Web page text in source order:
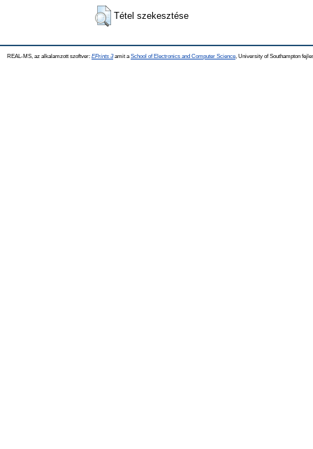
Tétel szekesztése
REAL-MS, az alkalamzott szoftver: EPrints 3amit a School of Electronics and Computer Science , University of Southampton